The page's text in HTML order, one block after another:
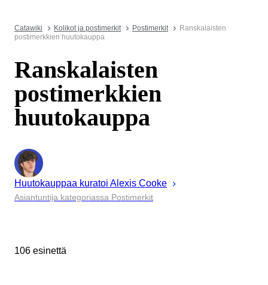
Catawiki Kolikot ja postimerkit Postimerkit
Ranskalaisten
postimerkkien huutokauppa
Ranskalaisten
postimerkkien
huutokauppa
Huutokauppaa kuratoi Alexis Cooke
Asiantuntija kategoriassa Postimerkit
106 esinettä